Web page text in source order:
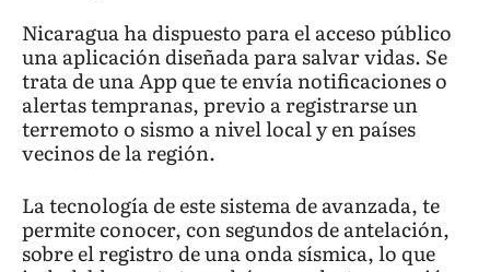
Nicaragua ha dispuesto para el acceso público
una aplicación diseñada para salvar vidas. Se
trata de una App que te envía notificaciones o
alertas tempranas, previo a registrarse un
terremoto o sismo a nivel local y en países
vecinos de la región.
La tecnología de este sistema de avanzada, te
permite conocer, con segundos de antelación,
sobre el registro de una onda sísmica, lo que